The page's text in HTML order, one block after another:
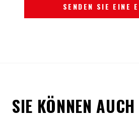
SENDEN SIE EINE
SIE KÖNNEN